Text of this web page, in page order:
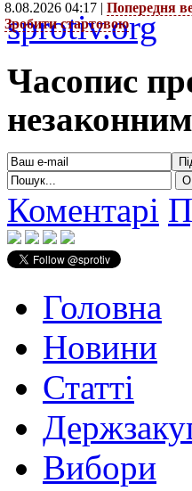
8.08.2026 04:17 | Попередня
Зробити стартовою
sprotiv.org
Часопис
Коментарі
Головна
Новини
Статті
Вибори